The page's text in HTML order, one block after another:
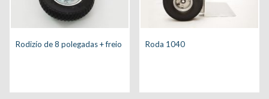
Rodizío de 8 polegadas + freio Roda 1040